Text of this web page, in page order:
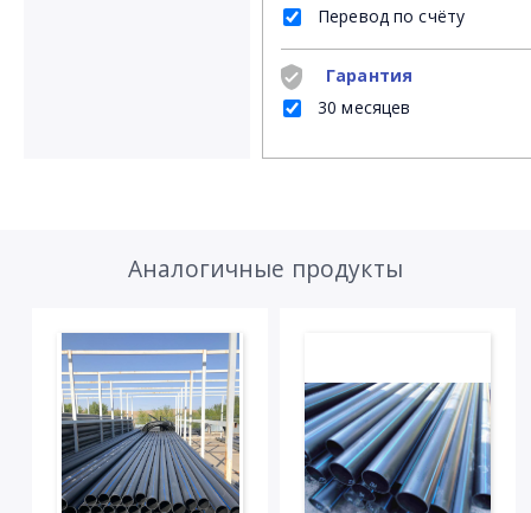
Перевод по счёту
Гарантия
30 месяцев
Аналогичные продукты